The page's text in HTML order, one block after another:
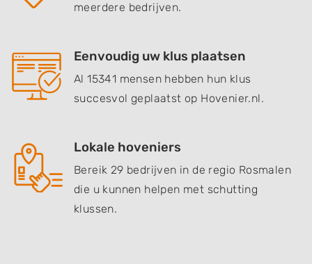
meerdere bedrijven.
Eenvoudig uw klus plaatsen
Al 15341 mensen hebben hun klus
succesvol geplaatst op Hovenier.nl.
Lokale hoveniers
Bereik 29 bedrijven in de regio Rosmalen
die u kunnen helpen met schutting
klussen.